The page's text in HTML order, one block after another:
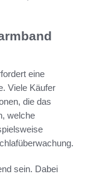
eine
Viele Käufer
die das
welche
sein. Dabei